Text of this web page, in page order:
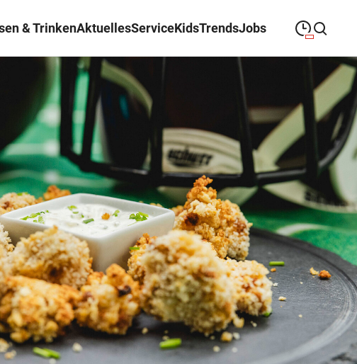
& TrinkenAktuellesServiceKidsTrendsJobs
Suche schließen
19:00
Dienstag
09:00— 19:00
Mittwoch
MITTWOCH 09:00 19:00
Donnerstag
DONNERSTAG 09:00 —19:00
Freitag
FREITAG 09:00—19:00
Samstag
SAMSTAG 09:00 — 18:00
Abweichende Öffnungszeiten